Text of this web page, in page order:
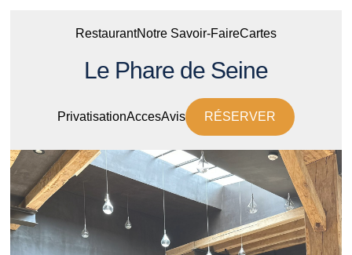
RestaurantNotre Savoir-FaireCartes
Le Phare de Seine
PrivatisationAccesAvis RÉSERVER